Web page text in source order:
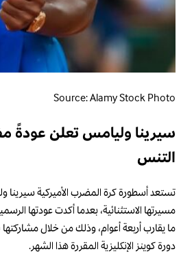
Source: Alamy Stock Photo
سيرينا وليامس تعلن عودةً
التنس
تستعد أسطورة كرة المضرب الأميركية
مسيرتها الاستثنائية، بعدما أكدت عودتها
ما يقارب أربعة أعوام، وذلك من خلال
دورة كوينز الإنكليزية المقررة هذا الشهر.